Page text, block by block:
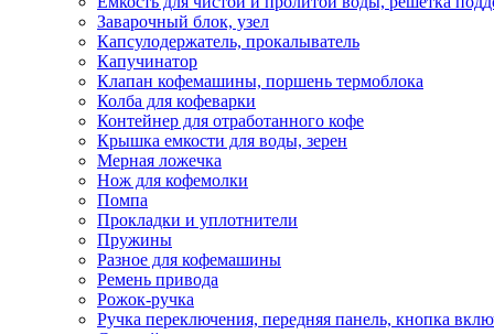
Заварочный блок, узел
Капсулодержатель, прокалыватель
Капучинатор
Клапан кофемашины, поршень термоблока
Колба для кофеварки
Контейнер для отработанного кофе
Крышка емкости для воды, зерен
Мерная ложечка
Нож для кофемолки
Помпа
Прокладки и уплотнители
Пружины
Разное для кофемашины
Ремень привода
Рожок-ручка
Ручка переключения, передняя панель, кнопка